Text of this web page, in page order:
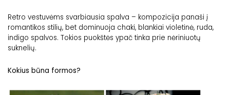
Retro vestuvėms svarbiausia spalva – kompozicija panaši į
romantikos stilių, bet dominuoja chaki, blankiai violetinė, ruda,
indigo spalvos. Tokios puokštės ypač tinka prie nėriniuotų
suknelių.
Kokius būna formos?